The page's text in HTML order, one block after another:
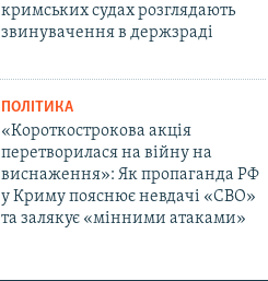
кримських судах розглядають
звинувачення в держзраді
ПОЛІТИКА
«Короткострокова акція
перетворилася на війну на
виснаження»: Як пропаганда РФ
у Криму пояснює невдачі «СВО»
та залякує «мінними атаками»